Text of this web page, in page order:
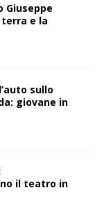
Giuseppe
e la
sullo
giovane in
il teatro in